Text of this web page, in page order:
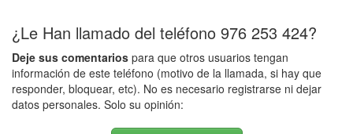
¿Le Han llamado del teléfono 976 253 424?
Deje sus comentarios para que otros usuarios tengan
información de este teléfono (motivo de la llamada, si hay que
responder, bloquear, etc). No es necesario registrarse ni dejar
datos personales. Solo su opinión: